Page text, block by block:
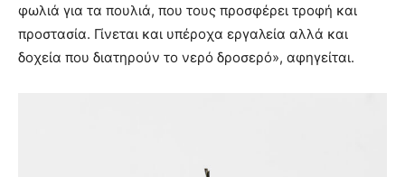
φωλιά για τα πουλιά, που τους προσφέρει τροφή και
προστασία. Γίνεται και υπέροχα εργαλεία αλλά και
δοχεία που διατηρούν το νερό δροσερό», αφηγείται.